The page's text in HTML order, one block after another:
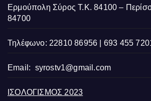
Ερμούπολη Σύρος Τ.Κ. 84100 –
84700
Τηλέφωνο: 22810 86956 | 693 455
Email: syrostv1@gmail.com
ΙΣΟΛΟΓΙΣΜΟΣ 2023